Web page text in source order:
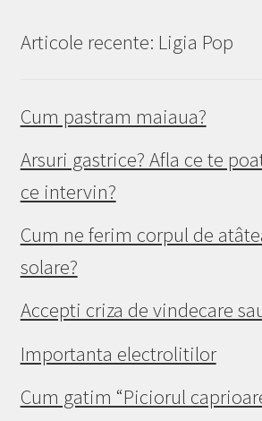
Articole recente: Ligia Pop
Cum pastram maiaua?
Arsuri gastrice? Afla ce te
ce intervin?
Cum ne ferim corpul de
solare?
Accepti criza de vindecare
Importanta electrolitilor
Cum gatim “Piciorul